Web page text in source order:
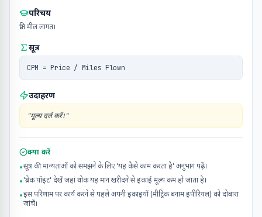
परिचय
प्रति मील लागत।
सूत्र
CPM = Price / Miles Flown
उदाहरण
"मूल्य दर्ज करें।"
क्या करें
•सूत्र की मान्यताओं को समझने के लिए 'यह कैसे काम करता है' अनुभाग पढ़ें।
• 'ब्रेक पॉइंट' देखें जहां थोक यह मान खरीदने से इकाई मूल्य कम हो जाता है।
•इस परिणाम पर कार्य करने से पहले अपनी इकाइयों (मीट्रिक बनाम इंपीरियल) को दोबारा
जांचें।